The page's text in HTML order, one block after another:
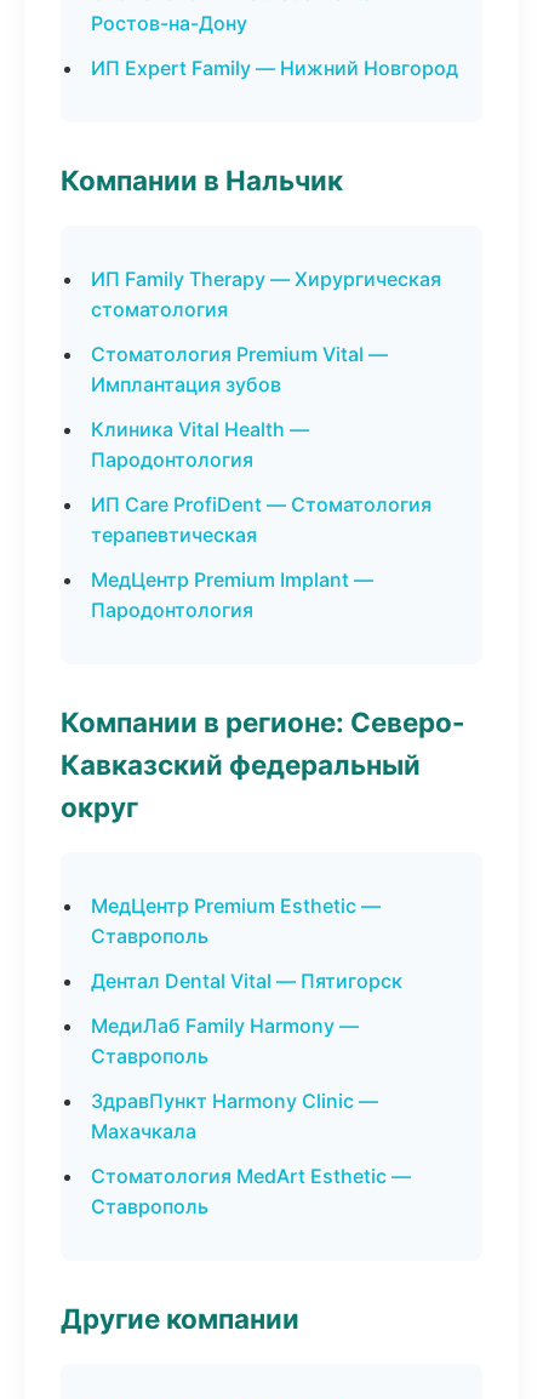
Ростов-на-Дону
ИП Expert Family — Нижний Новгород
Компании в Нальчик
ИП Family Therapy — Хирургическая
стоматология
Стоматология Premium Vital —
Имплантация зубов
Клиника Vital Health —
Пародонтология
ИП Care ProfiDent — Стоматология
терапевтическая
МедЦентр Premium Implant —
Пародонтология
Компании в регионе: Северо-
Кавказский федеральный
округ
МедЦентр Premium Esthetic —
Ставрополь
Дентал Dental Vital — Пятигорск
МедиЛаб Family Harmony —
Ставрополь
ЗдравПункт Harmony Clinic —
Махачкала
Стоматология MedArt Esthetic —
Ставрополь
Другие компании